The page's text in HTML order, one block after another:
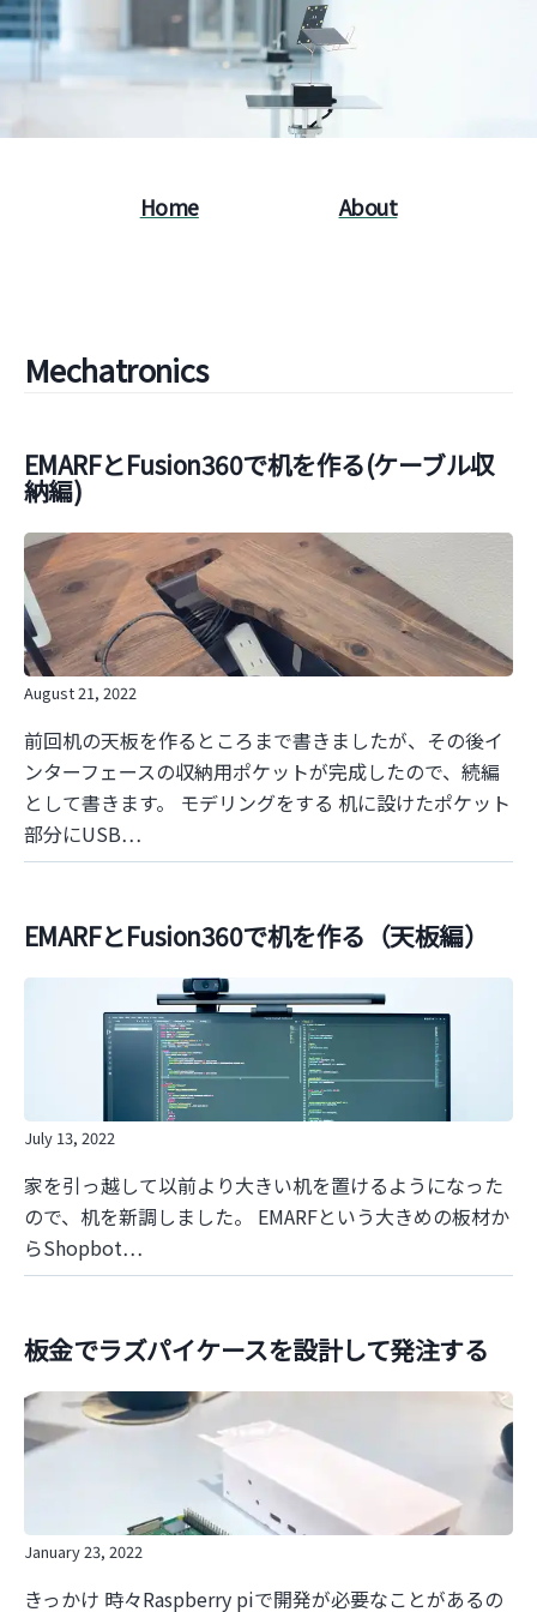
Home About
Mechatronics
EMARFとFusion360で机を作る(ケーブル収
納編)
August 21, 2022
前回机の天板を作るところまで書きましたが、その後イ
ンターフェースの収納用ポケットが完成したので、続編
として書きます。 モデリングをする 机に設けたポケット
部分にUSB…
EMARFとFusion360で机を作る（天板編）
July 13, 2022
家を引っ越して以前より大きい机を置けるようになった
ので、机を新調しました。 EMARFという大きめの板材か
らShopbot…
板金でラズパイケースを設計して発注する
January 23, 2022
きっかけ 時々Raspberry piで開発が必要なことがあるの